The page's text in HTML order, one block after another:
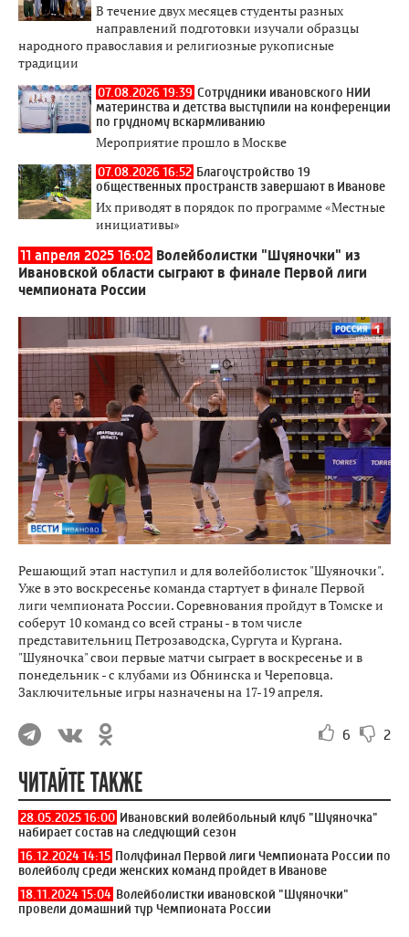
В течение двух месяцев студенты разных
направлений подготовки изучали образцы
народного православия и религиозные рукописные
традиции
07.08.2026 19:39 Сотрудники ивановского НИИ
материнства и детства выступили на конференции
по грудному вскармливанию
Мероприятие прошло в Москве
07.08.2026 16:52 Благоустройство 19
общественных пространств завершают в Иванове
Их приводят в порядок по программе «Местные
инициативы»
11 апреля 2025 16:02 Волейболистки "Шуяночки" из
Ивановской области сыграют в финале Первой лиги
чемпионата России
Решающий этап наступил и для волейболисток "Шуяночки".
Уже в это воскресенье команда стартует в финале Первой
лиги чемпионата России. Соревнования пройдут в Томске и
соберут 10 команд со всей страны - в том числе
представительниц Петрозаводска, Сургута и Кургана.
"Шуяночка" свои первые матчи сыграет в воскресенье и в
понедельник - с клубами из Обнинска и Череповца.
Заключительные игры назначены на 17-19 апреля.
6 2
ЧИТАЙТЕ ТАКЖЕ
28.05.2025 16:00 Ивановский волейбольный клуб "Шуяночка"
набирает состав на следующий сезон
16.12.2024 14:15 Полуфинал Первой лиги Чемпионата России по
волейболу среди женских команд пройдет в Иванове
18.11.2024 15:04 Волейболистки ивановской "Шуяночки"
провели домашний тур Чемпионата России